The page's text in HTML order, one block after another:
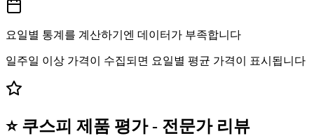
요일별 통계를 계산하기엔 데이터가 부족합니다
일주일 이상 가격이 수집되면 요일별 평균 가격이 표시됩니다
⭐ 쿠스피 제품 평가 - 전문가 리뷰